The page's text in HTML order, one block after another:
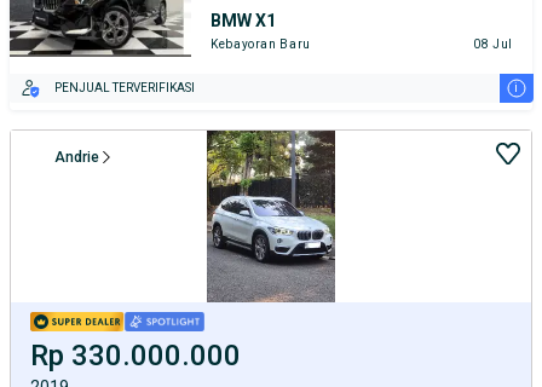
BMW X1
Kebayoran Baru 08 Jul
PENJUAL TERVERIFIKASI i
Rp 330.000.000
Andrie